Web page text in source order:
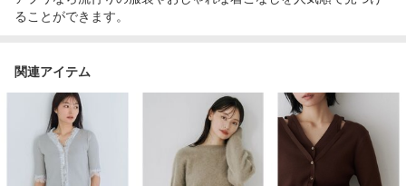
ることができます。
関連アイテム